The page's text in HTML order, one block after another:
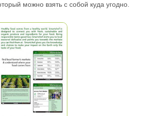
можно взять с собой куда угодно.